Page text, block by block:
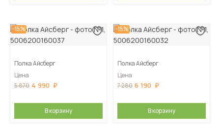
-15%
Полка Айсберг
Цена
5 870 4 990
В корзину
-15%
Полка Айсберг
Цена
7 280 6 190
В корзину